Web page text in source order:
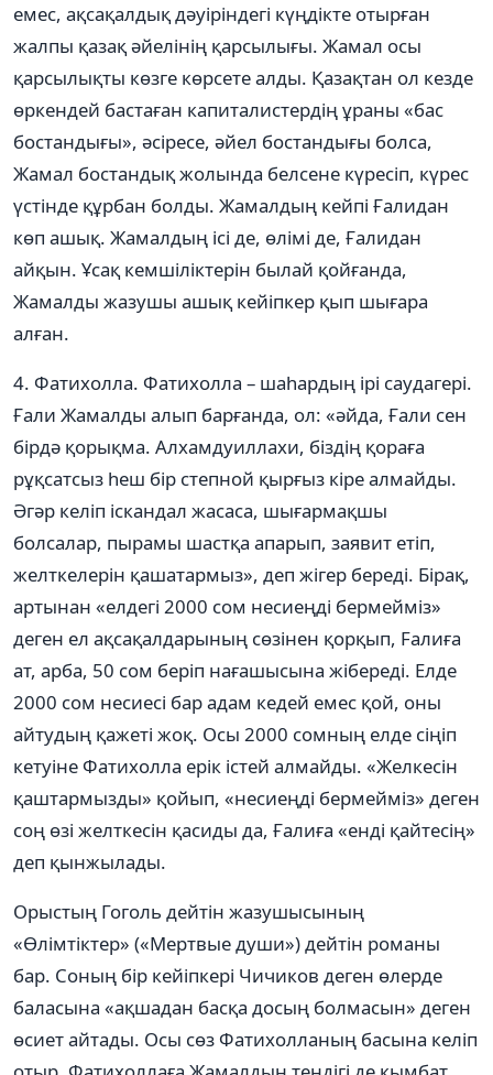
емес, ақсақалдық дəуіріндегі күңдікте отырған
жалпы қазақ əйелінің қарсылығы. Жамал осы
қарсылықты көзге көрсете алды. Қазақтан ол кезде
өркендей бастаған капиталистердің ұраны «бас
бостандығы», əсіресе, əйел бостандығы болса,
Жамал бостандық жолында белсене күресіп, күрес
үстінде құрбан болды. Жамалдың кейпі Ғалидан
көп ашық. Жамалдың ісі де, өлімі де, Ғалидан
айқын. Ұсақ кемшіліктерін былай қойғанда,
Жамалды жазушы ашық кейіпкер қып шығара
алған.
4. Фатихолла. Фатихолла – шаһардың ірі саудагері.
Ғали Жамалды алып барғанда, ол: «əйда, Ғали сен
бірдə қорықма. Алхамдуиллахи, біздің қораға
рұқсатсыз һеш бір степной қырғыз кіре алмайды.
Əгəр келіп іскандал жасаса, шығармақшы
болсалар, пырамы шастқа апарып, заявит етіп,
желткелерін қашатармыз», деп жігер береді. Бірақ,
артынан «елдегі 2000 сом несиеңді бермейміз»
деген ел ақсақалдарының сөзінен қорқып, Fалиға
ат, арба, 50 сом беріп нағашысына жібереді. Елде
2000 сом несиесі бар адам кедей емес қой, оны
айтудың қажеті жоқ. Осы 2000 сомның елде сіңіп
кетуіне Фатихолла ерік істей алмайды. «Желкесін
қаштармызды» қойып, «несиеңді бермейміз» деген
соң өзі желткесін қасиды да, Ғалиға «енді қайтесің»
деп қынжылады.
Орыстың Гоголь дейтін жазушысының
«Өлімтіктер» («Мертвые души») дейтін романы
бар. Соның бір кейіпкері Чичиков деген өлерде
баласына «ақшадан басқа досың болмасын» деген
өсиет айтады. Осы сөз Фатихолланың басына келіп